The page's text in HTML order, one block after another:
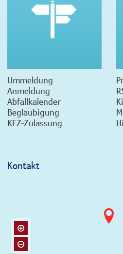
Ummeldung
Anmeldung
Abfallkalender
Beglaubigung
KFZ-Zulassung
Kontakt